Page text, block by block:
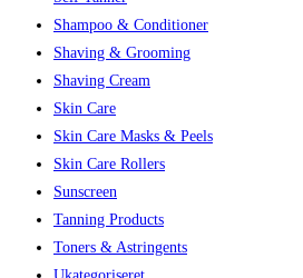
Shampoo & Conditioner
Shaving & Grooming
Shaving Cream
Skin Care
Skin Care Masks & Peels
Skin Care Rollers
Sunscreen
Tanning Products
Toners & Astringents